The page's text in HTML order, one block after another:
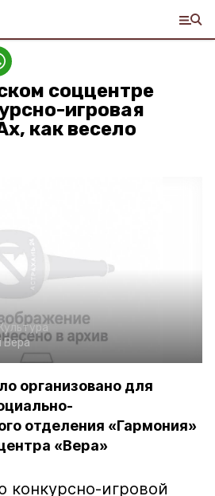
соццентре
игровая
как весело
Культура
Вера
организовано для
отделения «Гармония»
«Вера»
конкурсно-игровой